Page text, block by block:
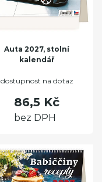
Auta 2027, stolní
kalendář
dostupnost na dotaz
86,5 Kč
bez DPH